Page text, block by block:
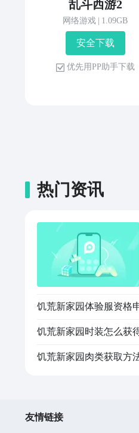
乱斗西游2
网络游戏 1.09GB
安 全 下 载
优 先 用 P P 助 手 下 载
热门资讯
饥荒新家园时装怎么获
饥荒新家园肉类获取方
友情链接